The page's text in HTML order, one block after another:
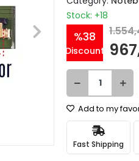
Stock: +18
%38
Discount
Add to my
Fast Shipping